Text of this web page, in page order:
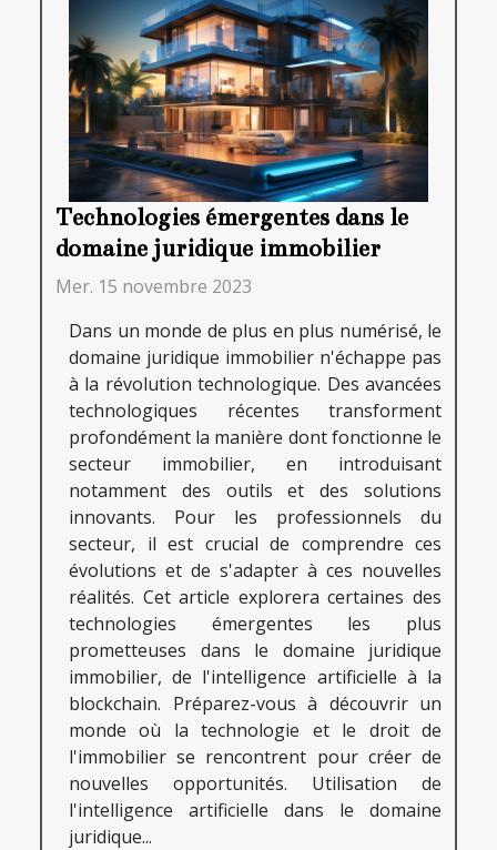
Technologies émergentes dans le
domaine juridique immobilier
Mer. 15 novembre 2023
Dans un monde de plus en plus numérisé, le
domaine juridique immobilier n'échappe pas
à la révolution technologique. Des avancées
technologiques récentes transforment
profondément la manière dont fonctionne le
secteur immobilier, en introduisant
notamment des outils et des solutions
innovants. Pour les professionnels du
secteur, il est crucial de comprendre ces
évolutions et de s'adapter à ces nouvelles
réalités. Cet article explorera certaines des
technologies émergentes les plus
prometteuses dans le domaine juridique
immobilier, de l'intelligence artificielle à la
blockchain. Préparez-vous à découvrir un
monde où la technologie et le droit de
l'immobilier se rencontrent pour créer de
nouvelles opportunités. Utilisation de
l'intelligence artificielle dans le domaine
juridique...